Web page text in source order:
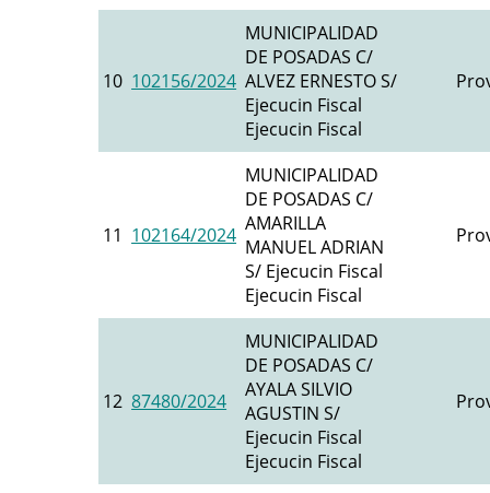
10 102156/2024
MUNICIPALIDAD
DE POSADAS C/
ALVEZ ERNESTO S/
Ejecucin Fiscal
Ejecucin Fiscal
11 102164/2024
MUNICIPALIDAD
DE POSADAS C/
AMARILLA
MANUEL ADRIAN
S/ Ejecucin Fiscal
Ejecucin Fiscal
12 87480/2024
MUNICIPALIDAD
DE POSADAS C/
AYALA SILVIO
AGUSTIN S/
Ejecucin Fiscal
Ejecucin Fiscal